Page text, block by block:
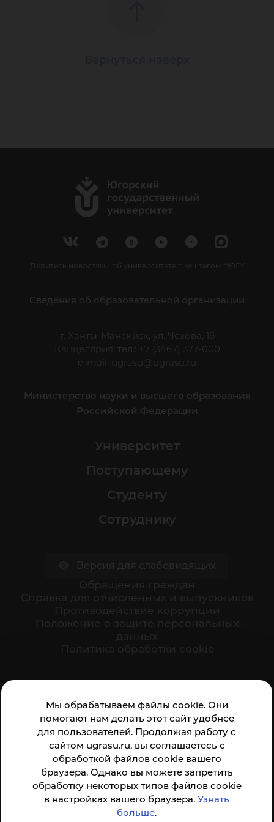
Мы обрабатываем файлы cookie. Они
помогают нам делать этот сайт удобнее
для пользователей. Продолжая работу с
сайтом ugrasu.ru, вы соглашаетесь с
обработкой файлов cookie вашего
браузера. Однако вы можете запретить
обработку некоторых типов файлов cookie
в настройках вашего браузера.Узнать
больше.
Делитесь новостями об университете с хештегом #ЮГУ
Сведения об образовательной организации
г. Ханты-Мансийск, ул. Чехова, 16
Канцелярия: тел.: +7 (3467) 377-000
e-mail:
ugrasu@ugrasu.ru
Министерство науки и высшего образования
Российской Федерации
Университет
Поступающему
Студенту
Сотруднику
организации:
Анкета доступна по QR-коду, а так же по прямой
ссылке